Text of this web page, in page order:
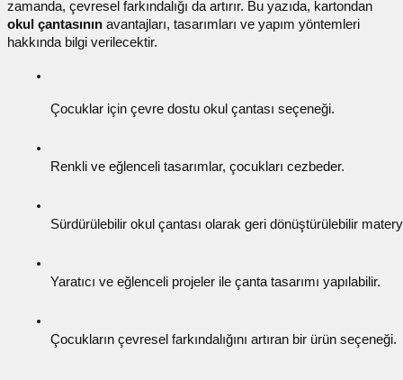
zamanda, çevresel farkındalığı da artırır. Bu yazıda, kartondan
okul çantasının avantajları, tasarımları ve yapım yöntemleri
hakkında bilgi verilecektir.
Çocuklar için çevre dostu okul çantası seçeneği.
Renkli ve eğlenceli tasarımlar, çocukları cezbeder.
Sürdürülebilir okul çantası olarak geri dönüştürülebilir
Yaratıcı ve eğlenceli projeler ile çanta tasarımı yapılabilir.
Çocukların çevresel farkındalığını artıran bir ürün seçeneği.